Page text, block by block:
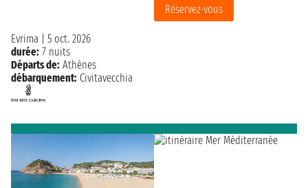
Réservez-vous
Evrima
5 oct. 2026
durée: 7 nuits
Départs de: Athènes
débarquement: Civitavecchia